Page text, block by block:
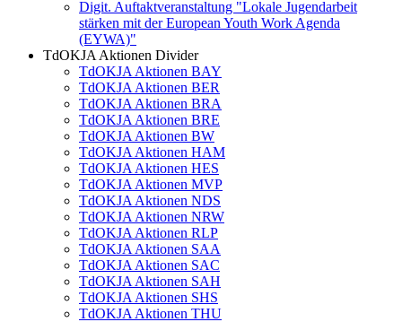
Digit. Auftaktveranstaltung "Lokale Jugendarbeit
stärken mit der European Youth Work Agenda
(EYWA)"
TdOKJA Aktionen Divider
TdOKJA Aktionen BAY
TdOKJA Aktionen BER
TdOKJA Aktionen BRA
TdOKJA Aktionen BRE
TdOKJA Aktionen BW
TdOKJA Aktionen HAM
TdOKJA Aktionen HES
TdOKJA Aktionen MVP
TdOKJA Aktionen NDS
TdOKJA Aktionen NRW
TdOKJA Aktionen RLP
TdOKJA Aktionen SAA
TdOKJA Aktionen SAC
TdOKJA Aktionen SAH
TdOKJA Aktionen SHS
TdOKJA Aktionen THU